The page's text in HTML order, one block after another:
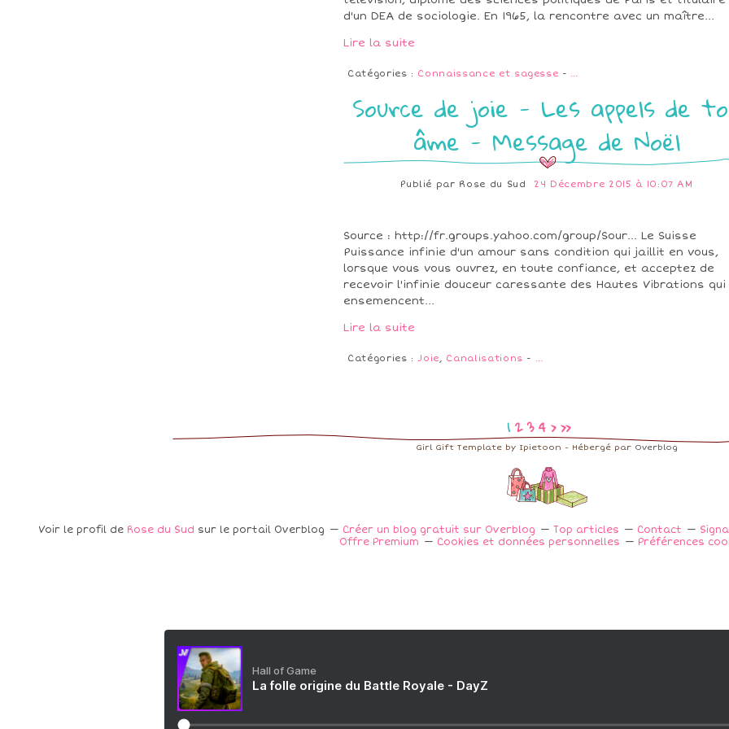
d'un DEA de sociologie. En 1965, la rencontre avec un maître...
Lire la suite
Catégories : Connaissance et sagesse - …
Source de joie - Les appels de
âme - Message de Noël
Publié par Rose du Sud 24 Décembre 2015 à 10:07 AM
Source : http://fr.groups.yahoo.com/group/Sour... Le Suisse
Puissance infinie d'un amour sans condition qui jaillit en vous,
lorsque vous vous ouvrez, en toute confiance, et acceptez de
recevoir l'infinie douceur caressante des Hautes Vibrations qui
ensemencent...
Lire la suite
Catégories :Joie, Canalisations - …
1 2 3 4 > >>
Girl Gift Template by Ipietoon - Hébergé par Overblog
Voir le profil de Rose du Sud sur le portail Overblog Créer un blog gratuit sur Overblog Top articles Contact
Offre Premium
Cookies et données personnelles Préférences
Hall of Game
La folle origine du Battle Royale - DayZ